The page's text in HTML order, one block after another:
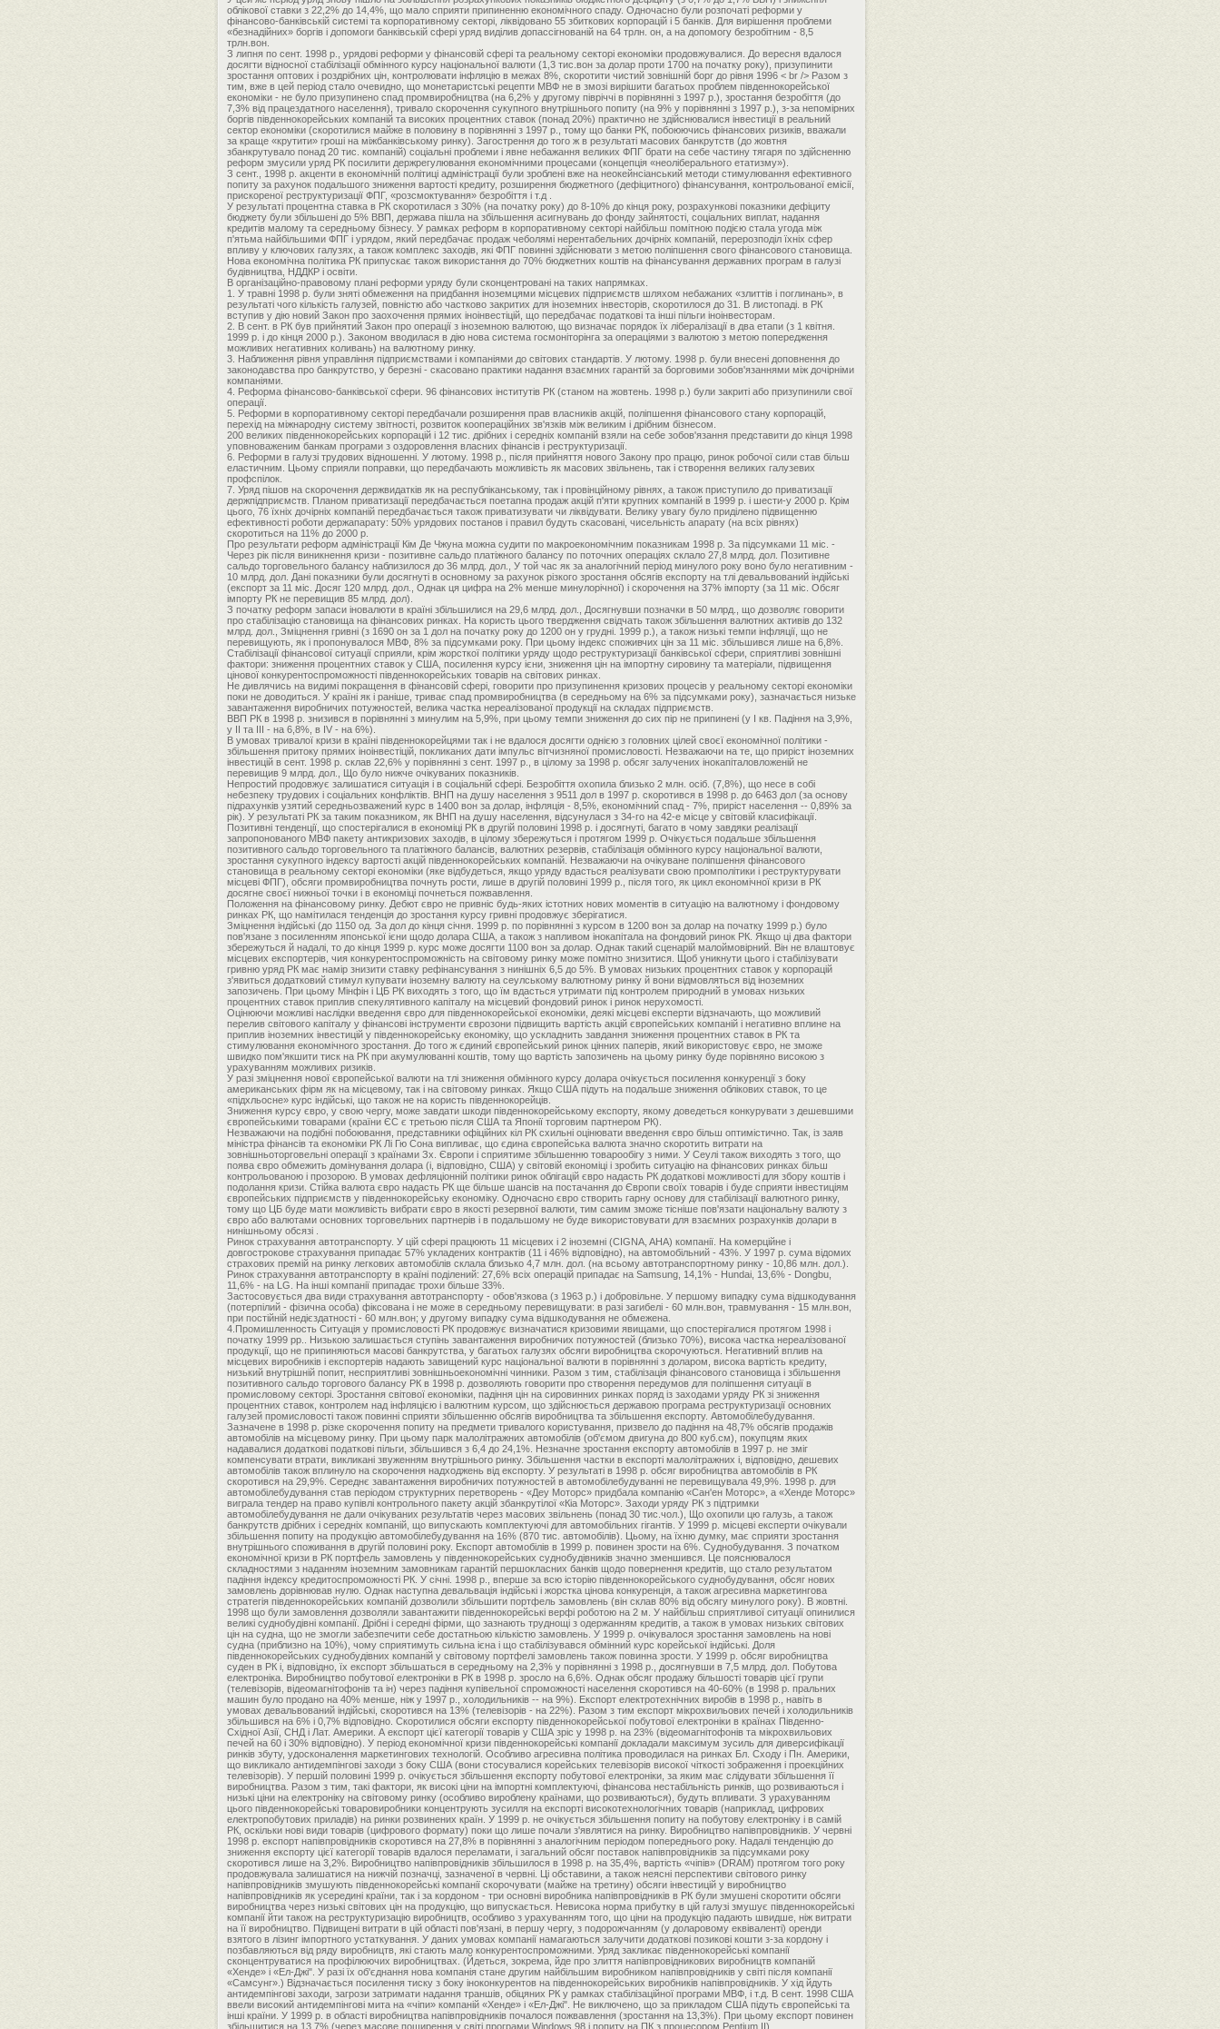
облікової ставки з 22,2% до 14,4%, що мало сприяти припиненню економічного спаду. Одночасно були розпочаті реформи у
фінансово-банківській системі та корпоративному секторі, ліквідовано 55 збиткових корпорацій і 5 банків. Для вирішення проблеми
«безнадійних» боргів і допомоги банківській сфері уряд виділив допассігнованій на 64 трлн. он, а на допомогу безробітним - 8,5
трлн.вон.
З липня по сент. 1998 р., урядові реформи у фінансовій сфері та реальному секторі економіки продовжувалися. До вересня вдалося
досягти відносної стабілізації обмінного курсу національної валюти (1,3 тис.вон за долар проти 1700 на початку року), призупинити
зростання оптових і роздрібних цін, контролювати інфляцію в межах 8%, скоротити чистий зовнішній борг до рівня 1996 < br /> Разом з
тим, вже в цей період стало очевидно, що монетаристські рецепти МВФ не в змозі вирішити багатьох проблем південнокорейської
економіки - не було призупинено спад промвиробництва (на 6,2% у другому півріччі в порівнянні з 1997 р.), зростання безробіття (до
7,3% від працездатного населення), тривало скорочення сукупного внутрішнього попиту (на 9% у порівнянні з 1997 р.), з-за непомірних
боргів південнокорейських компаній та високих процентних ставок (понад 20%) практично не здійснювалися інвестиції в реальний
сектор економіки (скоротилися майже в половину в порівнянні з 1997 р., тому що банки РК, побоюючись фінансових ризиків, вважали
за краще «крутити» гроші на міжбанківському ринку). Загострення до того ж в результаті масових банкрутств (до жовтня
збанкрутувало понад 20 тис. компаній) соціальні проблеми і явне небажання великих ФПГ брати на себе частину тягаря по здійсненню
реформ змусили уряд РК посилити держрегулювання економічними процесами (концепція «неоліберального етатизму»).
З сент., 1998 р. акценти в економічній політиці адміністрації були зроблені вже на неокейнсіанський методи стимулювання ефективного
попиту за рахунок подальшого зниження вартості кредиту, розширення бюджетного (дефіцитного) фінансування, контрольованої емісії,
прискореної реструктуризації ФПГ, «розсмоктування» безробіття і т.д .
У результаті процентна ставка в РК скоротилася з 30% (на початку року) до 8-10% до кінця року, розрахункові показники дефіциту
бюджету були збільшені до 5% ВВП, держава пішла на збільшення асигнувань до фонду зайнятості, соціальних виплат, надання
кредитів малому та середньому бізнесу. У рамках реформ в корпоративному секторі найбільш помітною подією стала угода між
п'ятьма найбільшими ФПГ і урядом, який передбачає продаж чеболямі нерентабельних дочірніх компаній, перерозподіл їхніх сфер
впливу у ключових галузях, а також комплекс заходів, які ФПГ повинні здійснювати з метою поліпшення свого фінансового становища.
Нова економічна політика РК припускає також використання до 70% бюджетних коштів на фінансування державних програм в галузі
будівництва, НДДКР і освіти.
В організаційно-правовому плані реформи уряду були сконцентровані на таких напрямках.
1. У травні 1998 р. були зняті обмеження на придбання іноземцями місцевих підприємств шляхом небажаних «злиттів і поглинань», в
результаті чого кількість галузей, повністю або частково закритих для іноземних інвесторів, скоротилося до 31. В листопаді. в РК
вступив у дію новий Закон про заохочення прямих іноінвестіцій, що передбачає податкові та інші пільги іноінвесторам.
2. В сент. в РК був прийнятий Закон про операції з іноземною валютою, що визначає порядок їх лібералізації в два етапи (з 1 квітня.
1999 р. і до кінця 2000 р.). Законом вводилася в дію нова система госмоніторінга за операціями з валютою з метою попередження
можливих негативних коливань) на валютному ринку.
3. Наближення рівня управління підприємствами і компаніями до світових стандартів. У лютому. 1998 р. були внесені доповнення до
законодавства про банкрутство, у березні - скасовано практики надання взаємних гарантій за борговими зобов'язаннями між дочірніми
компаніями.
4. Реформа фінансово-банківської сфери. 96 фінансових інститутів РК (станом на жовтень. 1998 р.) були закриті або призупинили свої
операції.
5. Реформи в корпоративному секторі передбачали розширення прав власників акцій, поліпшення фінансового стану корпорацій,
перехід на міжнародну систему звітності, розвиток коопераційних зв'язків між великим і дрібним бізнесом.
200 великих південнокорейських корпорацій і 12 тис. дрібних і середніх компаній взяли на себе зобов'язання представити до кінця 1998
уповноваженим банкам програми з оздоровлення власних фінансів і реструктуризації.
6. Реформи в галузі трудових відношенні. У лютому. 1998 р., після прийняття нового Закону про працю, ринок робочої сили став більш
еластичним. Цьому сприяли поправки, що передбачають можливість як масових звільнень, так і створення великих галузевих
профспілок.
7. Уряд пішов на скорочення держвидатків як на республіканському, так і провінційному рівнях, а також приступило до приватизації
держпідприємств. Планом приватизації передбачається поетапна продаж акцій п'яти крупних компаній в 1999 р. і шести-у 2000 р. Крім
цього, 76 їхніх дочірніх компаній передбачається також приватизувати чи ліквідувати. Велику увагу було приділено підвищенню
ефективності роботи держапарату: 50% урядових постанов і правил будуть скасовані, чисельність апарату (на всіх рівнях)
скоротиться на 11% до 2000 р.
Про результати реформ адміністрації Кім Де Чжуна можна судити по макроекономічним показникам 1998 р. За підсумками 11 міс. -
Через рік після виникнення кризи - позитивне сальдо платіжного балансу по поточних операціях склало 27,8 млрд. дол. Позитивне
сальдо торговельного балансу наблизилося до 36 млрд. дол., У той час як за аналогічний період минулого року воно було негативним -
10 млрд. дол. Дані показники були досягнуті в основному за рахунок різкого зростання обсягів експорту на тлі девальвований індійські
(експорт за 11 міс. Досяг 120 млрд. дол., Однак ця цифра на 2% менше минулорічної) і скорочення на 37% імпорту (за 11 міс. Обсяг
імпорту РК не перевищив 85 млрд. дол).
З початку реформ запаси іновалюти в країні збільшилися на 29,6 млрд. дол., Досягнувши позначки в 50 млрд., що дозволяє говорити
про стабілізацію становища на фінансових ринках. На користь цього твердження свідчать також збільшення валютних активів до 132
млрд. дол., Зміцнення гривні (з 1690 он за 1 дол на початку року до 1200 он у грудні. 1999 р.), а також низькі темпи інфляції, що не
перевищують, як і пропонувалося МВФ, 8% за підсумками року. При цьому індекс споживчих цін за 11 міс. збільшився лише на 6,8%.
Стабілізації фінансової ситуації сприяли, крім жорсткої політики уряду щодо реструктуризації банківської сфери, сприятливі зовнішні
фактори: зниження процентних ставок у США, посилення курсу ієни, зниження цін на імпортну сировину та матеріали, підвищення
цінової конкурентоспроможності південнокорейських товарів на світових ринках.
Не дивлячись на видимі покращення в фінансовій сфері, говорити про призупинення кризових процесів у реальному секторі економіки
поки не доводиться. У країні як і раніше, триває спад промвиробництва (в середньому на 6% за підсумками року), зазначається низьке
завантаження виробничих потужностей, велика частка нереалізованої продукції на складах підприємств.
ВВП РК в 1998 р. знизився в порівнянні з минулим на 5,9%, при цьому темпи зниження до сих пір не припинені (у I кв. Падіння на 3,9%,
у II та III - на 6,8%, в IV - на 6%).
В умовах тривалої кризи в країні південнокорейцями так і не вдалося досягти однією з головних цілей своєї економічної політики -
збільшення притоку прямих іноінвестіцій, покликаних дати імпульс вітчизняної промисловості. Незважаючи на те, що приріст іноземних
інвестицій в сент. 1998 р. склав 22,6% у порівнянні з сент. 1997 р., в цілому за 1998 р. обсяг залучених інокапіталовложеній не
перевищив 9 млрд. дол., Що було нижче очікуваних показників.
Непростий продовжує залишатися ситуація і в соціальній сфері. Безробіття охопила близько 2 млн. осіб. (7,8%), що несе в собі
небезпеку трудових і соціальних конфліктів. ВНП на душу населення з 9511 дол в 1997 р. скоротився в 1998 р. до 6463 дол (за основу
підрахунків узятий середньозважений курс в 1400 вон за долар, інфляція - 8,5%, економічний спад - 7%, приріст населення -- 0,89% за
рік). У результаті РК за таким показником, як ВНП на душу населення, відсунулася з 34-го на 42-е місце у світовій класифікації.
Позитивні тенденції, що спостерігалися в економіці РК в другій половині 1998 р. і досягнуті, багато в чому завдяки реалізації
запропонованого МВФ пакету антикризових заходів, в цілому збережуться і протягом 1999 р. Очікується подальше збільшення
позитивного сальдо торговельного та платіжного балансів, валютних резервів, стабілізація обмінного курсу національної валюти,
зростання сукупного індексу вартості акцій південнокорейських компаній. Незважаючи на очікуване поліпшення фінансового
становища в реальному секторі економіки (яке відбудеться, якщо уряду вдасться реалізувати свою промполітики і реструктурувати
місцеві ФПГ), обсяги промвиробництва почнуть рости, лише в другій половині 1999 р., після того, як цикл економічної кризи в РК
досягне своєї нижньої точки і в економіці почнеться пожвавлення.
Положення на фінансовому ринку. Дебют євро не привніс будь-яких істотних нових моментів в ситуацію на валютному і фондовому
ринках РК, що намітилася тенденція до зростання курсу гривні продовжує зберігатися.
Зміцнення індійські (до 1150 од. За дол до кінця січня. 1999 р. по порівнянні з курсом в 1200 вон за долар на початку 1999 р.) було
пов'язане з посиленням японської ієни щодо долара США, а також з напливом інокапітала на фондовий ринок РК. Якщо ці два фактори
збережуться й надалі, то до кінця 1999 р. курс може досягти 1100 вон за долар. Однак такий сценарій малоймовірний. Він не влаштовує
місцевих експортерів, чия конкурентоспроможність на світовому ринку може помітно знизитися. Щоб уникнути цього і стабілізувати
гривню уряд РК має намір знизити ставку рефінансування з нинішніх 6,5 до 5%. В умовах низьких процентних ставок у корпорацій
з'явиться додатковий стимул купувати іноземну валюту на сеулському валютному ринку й вони відмовляться від іноземних
запозичень. При цьому Мінфін і ЦБ РК виходять з того, що їм вдасться утримати під контролем природний в умовах низьких
процентних ставок приплив спекулятивного капіталу на місцевий фондовий ринок і ринок нерухомості.
Оцінюючи можливі наслідки введення євро для південнокорейської економіки, деякі місцеві експерти відзначають, що можливий
перелив світового капіталу у фінансові інструменти єврозони підвищить вартість акцій європейських компаній і негативно вплине на
приплив іноземних інвестицій у південнокорейську економіку, що ускладнить завдання зниження процентних ставок в РК та
стимулювання економічного зростання. До того ж єдиний європейський ринок цінних паперів, який використовує євро, не зможе
швидко пом'якшити тиск на РК при акумулюванні коштів, тому що вартість запозичень на цьому ринку буде порівняно високою з
урахуванням можливих ризиків.
У разі зміцнення нової європейської валюти на тлі зниження обмінного курсу долара очікується посилення конкуренції з боку
американських фірм як на місцевому, так і на світовому ринках. Якщо США підуть на подальше зниження облікових ставок, то це
«підхльосне» курс індійські, що також не на користь південнокорейців.
Зниження курсу євро, у свою чергу, може завдати шкоди південнокорейському експорту, якому доведеться конкурувати з дешевшими
європейськими товарами (країни ЄС є третьою після США та Японії торговим партнером РК).
Незважаючи на подібні побоювання, представники офіційних кіл РК схильні оцінювати введення євро більш оптимістично. Так, із заяв
міністра фінансів та економіки РК Лі Гю Сона випливає, що єдина європейська валюта значно скоротить витрати на
зовнішньоторговельні операції з країнами Зх. Європи і сприятиме збільшенню товарообігу з ними. У Сеулі також виходять з того, що
поява євро обмежить домінування долара (і, відповідно, США) у світовій економіці і зробить ситуацію на фінансових ринках більш
контрольованою і прозорою. В умовах дефляціонній політики ринок облігацій євро надасть РК додаткові можливості для збору коштів і
подолання кризи. Стійка валюта євро надасть РК ще більше шансів на постачання до Європи своїх товарів і буде сприяти інвестиціям
європейських підприємств у південнокорейську економіку. Одночасно євро створить гарну основу для стабілізації валютного ринку,
тому що ЦБ буде мати можливість вибрати євро в якості резервної валюти, тим самим зможе тісніше пов'язати національну валюту з
євро або валютами основних торговельних партнерів і в подальшому не буде використовувати для взаємних розрахунків долари в
нинішньому обсязі .
Ринок страхування автотранспорту. У цій сфері працюють 11 місцевих і 2 іноземні (CIGNA, AHA) компанії. На комерційне і
довгострокове страхування припадає 57% укладених контрактів (11 і 46% відповідно), на автомобільний - 43%. У 1997 р. сума відомих
страхових премій на ринку легкових автомобілів склала близько 4,7 млн. дол. (на всьому автотранспортному ринку - 10,86 млн. дол.).
Ринок страхування автотранспорту в країні поділений: 27,6% всіх операцій припадає на Samsung, 14,1% - Hundai, 13,6% - Dongbu,
11,6% - на LG. На інші компанії припадає трохи більше 33%.
Застосовується два види страхування автотранспорту - обов'язкова (з 1963 р.) і добровільне. У першому випадку сума відшкодування
(потерпілий - фізична особа) фіксована і не може в середньому перевищувати: в разі загибелі - 60 млн.вон, травмування - 15 млн.вон,
при постійній недієздатності - 60 млн.вон; у другому випадку сума відшкодування не обмежена.
4.Промишленность Ситуація у промисловості РК продовжує визначатися кризовими явищами, що спостерігалися протягом 1998 і початку 1999 рр.. Низькою залишається ступінь завантаження виробничих потужностей (близько 70%), висока частка нереалізованої продукції, що не припиняються масові банкрутства, у багатьох галузях обсяги виробництва скорочуються. Негативний вплив на місцевих виробників і експортерів надають завищений курс національної валюти в порівнянні з доларом, висока вартість кредиту, низький внутрішній попит, несприятливі зовнішньоекономічні чинники. Разом з тим, стабілізація фінансового становища і збільшення позитивного сальдо торгового балансу РК в 1998 р. дозволяють говорити про створення передумов для поліпшення ситуації в промисловому секторі. Зростання світової економіки, падіння цін на сировинних ринках поряд із заходами уряду РК зі зниження процентних ставок, контролем над інфляцією і валютним курсом, що здійснюється державою програма реструктуризації основних галузей промисловості також повинні сприяти збільшенню обсягів виробництва та збільшення експорту. Автомобілебудування. Зазначене в 1998 р. різке скорочення попиту на предмети тривалого користування, призвело до падіння на 48,7% обсягів продажів автомобілів на місцевому ринку. При цьому парк малолітражних автомобілів (об'ємом двигуна до 800 куб.см), покупцям яких надавалися додаткові податкові пільги, збільшився з 6,4 до 24,1%. Незначне зростання експорту автомобілів в 1997 р. не зміг компенсувати втрати, викликані звуженням внутрішнього ринку. Збільшення частки в експорті малолітражних і, відповідно, дешевих автомобілів також вплинуло на скорочення надходжень від експорту. У результаті в 1998 р. обсяг виробництва автомобілів в РК скоротився на 29,9%. Середнє завантаження виробничих потужностей в автомобілебудуванні не перевищувала 49,9%. 1998 р. для автомобілебудування став періодом структурних перетворень - «Деу Моторс» придбала компанію «Сан'ен Моторс», а «Хенде Моторс» виграла тендер на право купівлі контрольного пакету акцій збанкрутілої «Кіа Моторс». Заходи уряду РК з підтримки автомобілебудування не дали очікуваних результатів через масових звільнень (понад 30 тис.чол.), Що охопили цю галузь, а також банкрутств дрібних і середніх компаній, що випускають комплектуючі для автомобільних гігантів. У 1999 р. місцеві експерти очікували збільшення попиту на продукцію автомобілебудування на 16% (870 тис. автомобілів). Цьому, на їхню думку, має сприяти зростання внутрішнього споживання в другій половині року. Експорт автомобілів в 1999 р. повинен зрости на 6%. Суднобудування. З початком економічної кризи в РК портфель замовлень у південнокорейських суднобудівників значно зменшився. Це пояснювалося складностями з наданням іноземним замовникам гарантій першокласних банків щодо повернення кредитів, що стало результатом падіння індексу кредитоспроможності РК. У січні. 1998 р., вперше за всю історію південнокорейського суднобудування, обсяг нових замовлень дорівнював нулю. Однак наступна девальвація індійські і жорстка цінова конкуренція, а також агресивна маркетингова стратегія південнокорейських компаній дозволили збільшити портфель замовлень (він склав 80% від обсягу минулого року). В жовтні. 1998 що були замовлення дозволяли завантажити південнокорейські верфі роботою на 2 м. У найбільш сприятливої ситуації опинилися великі суднобудівні компанії. Дрібні і середні фірми, що зазнають труднощі з одержанням кредитів, а також в умовах низьких світових цін на судна, що не змогли забезпечити себе достатньою кількістю замовлень. У 1999 р. очікувалося зростання замовлень на нові судна (приблизно на 10%), чому сприятимуть сильна ієна і що стабілізувався обмінний курс корейської індійські. Доля південнокорейських суднобудівних компаній у світовому портфелі замовлень також повинна зрости. У 1999 р. обсяг виробництва суден в РК і, відповідно, їх експорт збільшаться в середньому на 2,3% у порівнянні з 1998 р., досягнувши в 7,5 млрд. дол. Побутова електроніка. Виробництво побутової електроніки в РК в 1998 р. зросло на 6,6%. Однак обсяг продажу більшості товарів цієї групи (телевізорів, відеомагнітофонів та ін) через падіння купівельної спроможності населення скоротився на 40-60% (в 1998 р. пральних машин було продано на 40% менше, ніж у 1997 р., холодильників -- на 9%). Експорт електротехнічних виробів в 1998 р., навіть в умовах девальвований індійські, скоротився на 13% (телевізорів - на 22%). Разом з тим експорт мікрохвильових печей і холодильників збільшився на 6% і 0,7% відповідно. Скоротилися обсяги експорту південнокорейської побутової електроніки в країнах Південно-Східної Азії, СНД і Лат. Америки. А експорт цієї категорії товарів у США зріс у 1998 р. на 23% (відеомагнітофонів та мікрохвильових печей на 60 і 30% відповідно). У період економічної кризи південнокорейські компанії докладали максимум зусиль для диверсифікації ринків збуту, удосконалення маркетингових технологій. Особливо агресивна політика проводилася на ринках Бл. Сходу і Пн. Америки, що викликало антидемпінгові заходи з боку США (вони стосувалися корейських телевізорів високої чіткості зображення і проекційних телевізорів). У першій половині 1999 р. очікується збільшення експорту побутової електроніки, за яким має слідувати збільшення її виробництва. Разом з тим, такі фактори, як високі ціни на імпортні комплектуючі, фінансова нестабільність ринків, що розвиваються і низькі ціни на електроніку на світовому ринку (особливо вироблену країнами, що розвиваються), будуть впливати. З урахуванням цього південнокорейські товаровиробники концентрують зусилля на експорті високотехнологічних товарів (наприклад, цифрових електропобутових приладів) на ринки розвинених країн. У 1999 р. не очікується збільшення попиту на побутову електроніку і в самій РК, оскільки нові види товарів (цифрового формату) поки що лише почали з'являтися на ринку. Виробництво напівпровідників. У червні 1998 р. експорт напівпровідників скоротився на 27,8% в порівнянні з аналогічним періодом попереднього року. Надалі тенденцію до зниження експорту цієї категорії товарів вдалося переламати, і загальний обсяг поставок напівпровідників за підсумками року скоротився лише на 3,2%. Виробництво напівпровідників збільшилося в 1998 р. на 35,4%, вартість «чіпів» (DRAM) протягом того року продовжувала залишатися на нижчій позначці, зазначеної в червні. Ці обставини, а також неясні перспективи світового ринку напівпровідників змушують південнокорейські компанії скорочувати (майже на третину) обсяги інвестицій у виробництво напівпровідників як усередині країни, так і за кордоном - три основні виробника напівпровідників в РК були змушені скоротити обсяги виробництва через низькі світових цін на продукцію, що випускається. Невисока норма прибутку в цій галузі змушує південнокорейські компанії йти також на реструктуризацію виробництв, особливо з урахуванням того, що ціни на продукцію падають швидше, ніж витрати на її виробництво. Підвищені витрати в цій області пов'язані, в першу чергу, з подорожчанням (у доларовому еквіваленті) оренди взятого в лізинг імпортного устаткування. У даних умовах компанії намагаються залучити додаткові позикові кошти з-за кордону і позбавляються від ряду виробництв, які стають мало конкурентоспроможними. Уряд закликає південнокорейські компанії сконцентруватися на профілюючих виробництвах. (Йдеться, зокрема, йде про злиття напівпровідникових виробництв компаній «Хенде» і «Ел-Джі". У разі їх об'єднання нова компанія стане другим найбільшим виробником напівпровідників у світі після компанії «Самсунг».) Відзначається посилення тиску з боку іноконкурентов на південнокорейських виробників напівпровідників. У хід йдуть антидемпінгові заходи, загрози затримати надання траншів, обіцяних РК у рамках стабілізаційної програми МВФ, і т.д. В сент. 1998 США ввели високий антидемпінгові мита на «чіпи» компаній «Хенде» і «Ел-Джі". Не виключено, що за прикладом США підуть європейські та інші країни. У 1999 р. в області виробництва напівпровідників почалося пожвавлення (зростання на 13,3%). При цьому експорт повинен збільшитися на 13,7% (через масове поширення у світі програми Windows 98 і попиту на ПК з процесором Pentium II). Південнокорейська компанія навряд чи вдасться досягти обсягів експорту колишніх років. Цьому будуть перешкоджати затоварення на ринку напівпровідникової продукції, «звуження» азіатських ринків в результаті економічної кризи. Однак попит на сучасні види продукції неухильно зростає. Телекомунікаційне обладнання. Обсяги продажу впали на 10-20% (поставки телефонних станцій і комп'ютерів на 50% і 35% відповідно). Було відзначено збільшення попиту лише на мобільні телефони і супутнє обладнання (на 40%). Експорт телекомунікаційного обладнання з РК скоротився в 1998 р. на 4,8% при одночасному зниженні експортних цін. Разом з тим експорт мобільних телефонів виріс в 1998 р. майже на 60%, головним чином на американський ринок. У 1999 р. прогнозується збільшення виробництва телекомунікаційного устаткування, в першу чергу мобільних телефонів. Проте темпи зростання будуть невеликі з-за обмежених можливостей внутрішнього ринку. Основним каталізатором тут стане експорт телекомунікаційного обладнання стандартів GSM і CDMA. Ринок телекомунікаційного обладнання РК починаючи з другої половини 1999 став повністю відкритим для іноконкурентов. Комп'ютери. Ситуація на ринку комп'ютерів РК в 1998 р. залишалася складною. Так, обсяг експорту комп'ютерних моніторів, які були основним товаром, що поставляються за кордон, скоротився в ціновому вираженні майже на 30% (не дивлячись на збільшення обсягів поставок). Серед виробників ПК «на плаву» залишилися лише великі компанії - в основному ті, які перейшли з виробництва комп'ютерних моніторів на випуск жорстких дисків та CD-ROM. Багато компаній в пошуках виходу з кризової ситуації створювали СП (за рахунок продажу частини своїх акцій іноземцям) з виробництва мобільних телефонів. У 1999 р. місцеві виробники пов'язують надії на збільшення обсягів продажів з зростанням експортних поставок